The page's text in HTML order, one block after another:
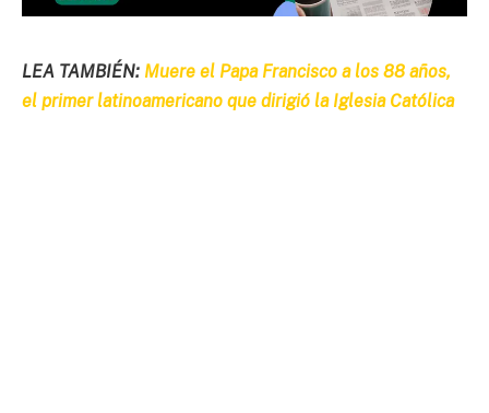
LEA TAMBIÉN: Muere el Papa Francisco a los 88 años,
el primer latinoamericano que dirigió la Iglesia Católica